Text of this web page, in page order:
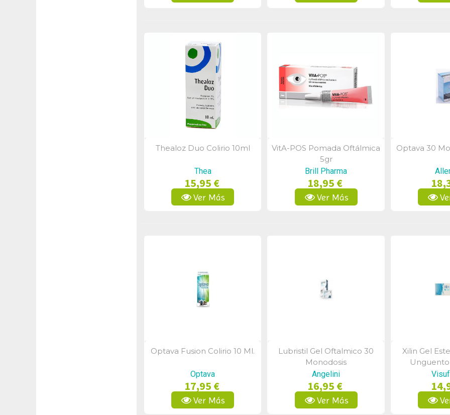
Vista Rápida
Thealoz Duo Colirio 10ml
Thea
15,95 €
Ver Más
Vista Rápida
VitA-POS Pomada Oftálmica
5gr
Brill Pharma
18,95 €
Ver Más
Optava 30
Vista Rápida
Optava Fusion Colirio 10 Ml.
Optava
17,95 €
Ver Más
Vista Rápida
Lubristil Gel Oftalmico 30
Monodosis
Angelini
16,95 €
Ver Más
Xilin Gel
Lubricante